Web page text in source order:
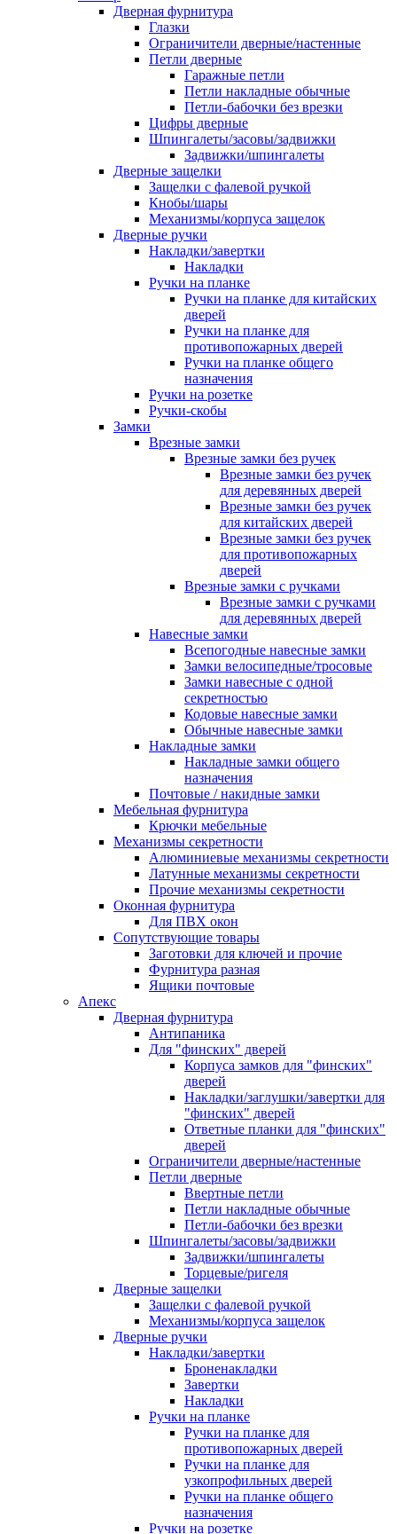
Дверная фурнитура
Глазки
Ограничители дверные/настенные
Петли дверные
Гаражные петли
Петли накладные обычные
Петли-бабочки без врезки
Цифры дверные
Шпингалеты/засовы/задвижки
Задвижки/шпингалеты
Дверные защелки
Защелки с фалевой ручкой
Кнобы/шары
Механизмы/корпуса защелок
Дверные ручки
Накладки/завертки
Накладки
Ручки на планке
Ручки на планке для китайских
дверей
Ручки на планке для
противопожарных дверей
Ручки на планке общего
назначения
Ручки на розетке
Ручки-скобы
Замки
Врезные замки
Врезные замки без ручек
Врезные замки без ручек
для деревянных дверей
Врезные замки без ручек
для китайских дверей
Врезные замки без ручек
для противопожарных
дверей
Врезные замки с ручками
Врезные замки с ручками
для деревянных дверей
Навесные замки
Всепогодные навесные замки
Замки велосипедные/тросовые
Замки навесные с одной
секретностью
Кодовые навесные замки
Обычные навесные замки
Накладные замки
Накладные замки общего
назначения
Почтовые / накидные замки
Мебельная фурнитура
Крючки мебельные
Механизмы секретности
Алюминиевые механизмы секретности
Латунные механизмы секретности
Прочие механизмы секретности
Оконная фурнитура
Для ПВХ окон
Сопутствующие товары
Заготовки для ключей и прочие
Фурнитура разная
Ящики почтовые
Апекс
Дверная фурнитура
Антипаника
Для "финских" дверей
Корпуса замков для "финских"
дверей
Накладки/заглушки/завертки для
"финских" дверей
Ответные планки для "финских"
дверей
Ограничители дверные/настенные
Петли дверные
Ввертные петли
Петли накладные обычные
Петли-бабочки без врезки
Шпингалеты/засовы/задвижки
Задвижки/шпингалеты
Торцевые/ригеля
Дверные защелки
Защелки с фалевой ручкой
Механизмы/корпуса защелок
Дверные ручки
Накладки/завертки
Броненакладки
Завертки
Накладки
Ручки на планке
Ручки на планке для
противопожарных дверей
Ручки на планке для
узкопрофильных дверей
Ручки на планке общего
назначения
Ручки на розетке